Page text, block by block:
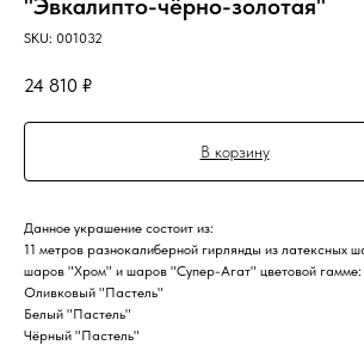
"Эвкалипто-чёрно-золотая"
SKU: 001032
24 810 ₽
В корзину
Данное украшение состоит из:
11 метров разнокалиберной гирлянды из латексных
шаров "Хром" и шаров "Супер-Агат" цветовой гамме:
Оливковый "Пастель"
Белый "Пастель"
Чёрный "Пастель"